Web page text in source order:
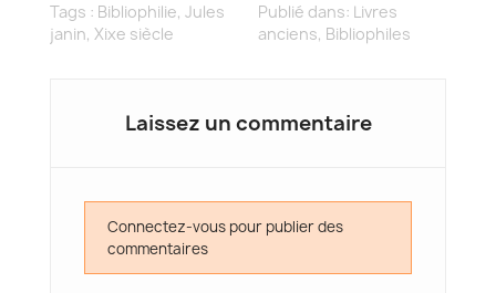
Tags : Bibliophilie, Jules
janin, Xixe siècle
Publié dans: Livres
anciens, Bibliophiles
Laissez un commentaire
Connectez-vous pour publier des
commentaires